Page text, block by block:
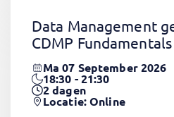
Data Management
CDMP Fundamentals
Ma 07 September 2026
18:30 - 21:30
2dagen
Locatie: Online